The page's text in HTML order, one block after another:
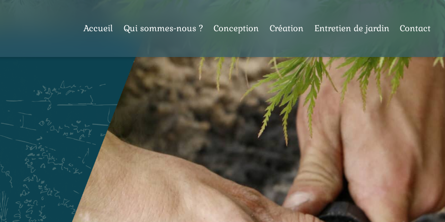
Accueil Qui sommes-nous ? Conception Création Entretien de jardin Contact